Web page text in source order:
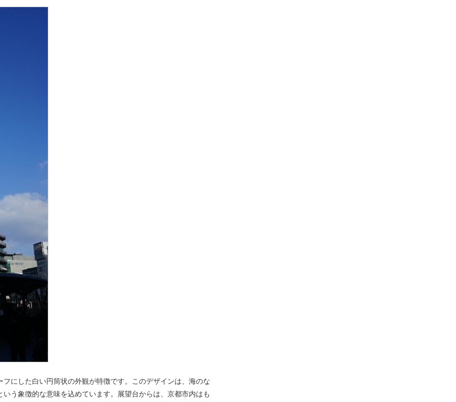
にした白い円筒状の外観が特徴です。このデザインは、海のな
う象徴的な意味を込めています。展望台からは、京都市内はも